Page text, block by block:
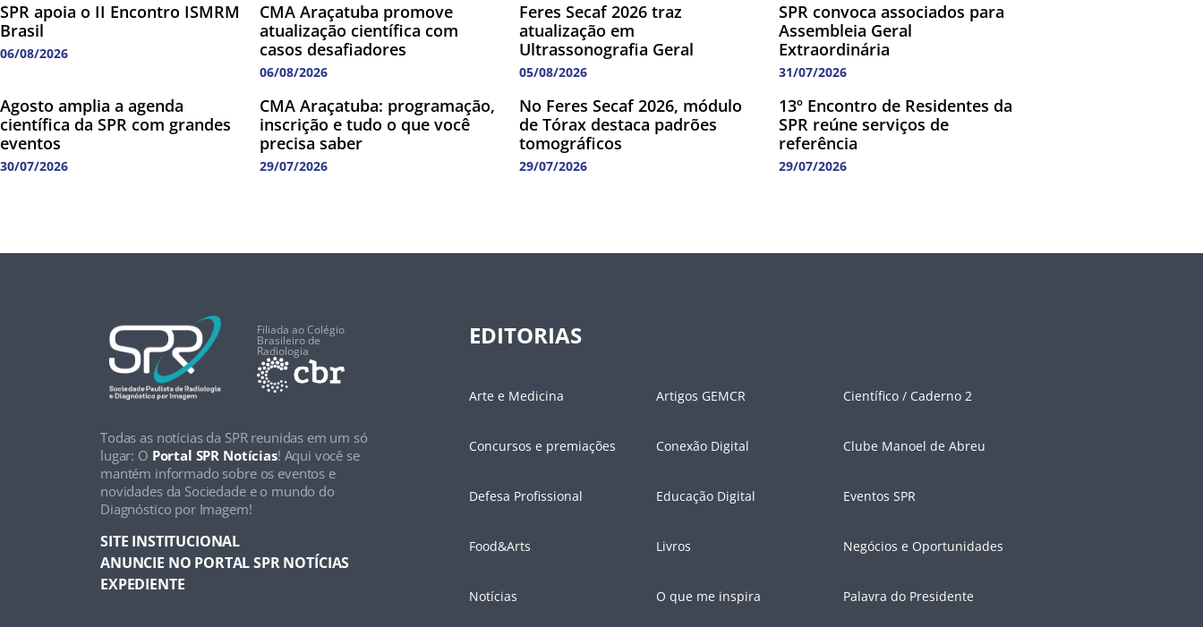
SPR apoia o II Encontro ISMRM
Brasil
06/08/2026
CMA Araçatuba promove
atualização científica com
casos desafiadores
06/08/2026
Feres Secaf 2026 traz
atualização em
Ultrassonografia Geral
05/08/2026
SPR convoca associados para
Assembleia Geral
Extraordinária
31/07/2026
Agosto amplia a agenda
científica da SPR com grandes
eventos
30/07/2026
CMA Araçatuba: programação,
inscrição e tudo o que você
precisa saber
29/07/2026
No Feres Secaf 2026, módulo
de Tórax destaca padrões
tomográficos
29/07/2026
13º Encontro de Residentes da
SPR reúne serviços de
referência
29/07/2026
Filiada ao Colégio
Brasileiro de
Radiologia
Todas as notícias da SPR reunidas em um só
lugar: O Portal SPR Notícias! Aqui você se
mantém informado sobre os eventos e
novidades da Sociedade e o mundo do
Diagnóstico por Imagem!
SITE INSTITUCIONAL
ANUNCIE NO PORTAL SPR NOTÍCIAS
EXPEDIENTE
EDITORIAS
Arte e Medicina Artigos GEMCR Científico / Caderno 2
Concursos e premiações Conexão Digital Clube Manoel de Abreu
Defesa Profissional Educação Digital Eventos SPR
Food&Arts Livros Negócios e Oportunidades
Notícias O que me inspira Palavra do Presidente